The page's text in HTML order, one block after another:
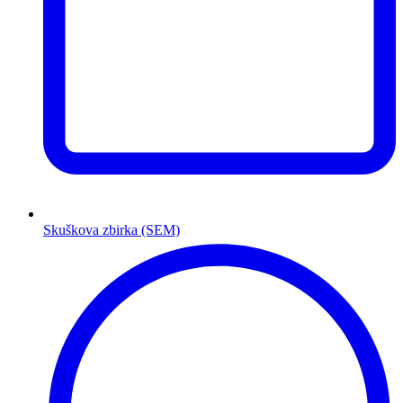
Skuškova zbirka (SEM)